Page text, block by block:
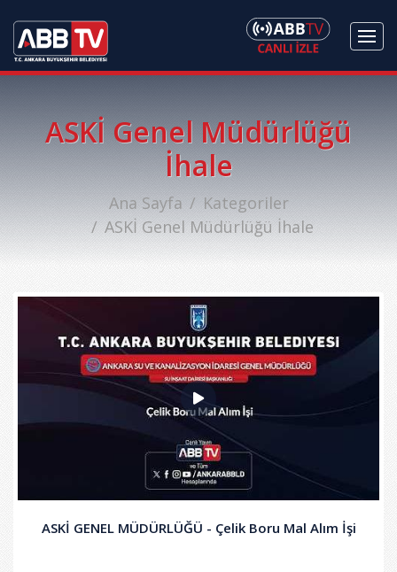
ASKİ Genel Müdürlüğü
İhale
Ana Sayfa
Kategoriler
ASKİ Genel Müdürlüğü İhale
ASKİ GENEL MÜDÜRLÜĞÜ - Çelik Boru Mal Alım İşi